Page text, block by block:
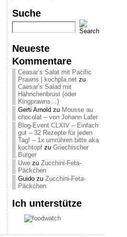
Suche
Neueste
Kommentare
Ceasar’s Salat mit Pacific
Prawns | kochpla.net zu
Caesar’s Salad mit
Hähnchenbrust (oder
Kingprawns…)
Gerti Arnold zu Mousse au
chocolat – von Johann Lafer
Blog-Event CLXIV – Einfach
gut – 32 Rezepte für jeden
Tag! – 1x umrühren bitte aka
kochtopf zu Griechischer
Burger
Uwe zu Zucchini-Feta-
Päckchen
Guido zu Zucchini-Feta-
Päckchen
Ich unterstütze